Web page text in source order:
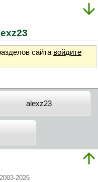
сайта войдите
alexz23
2026